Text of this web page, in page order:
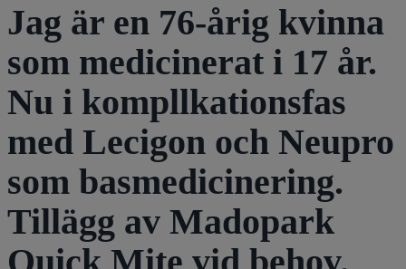
Jag är en 76-årig kvinna
som medicinerat i 17 år.
Nu i kompllkationsfas
med Lecigon och Neupro
som basmedicinering.
Tillägg av Madopark